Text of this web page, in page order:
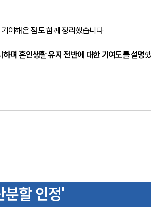
여해온 점도 함께 정리했습니다.
며 혼인생활 유지 전반에 대한 기여도를 설명
분할 인정'